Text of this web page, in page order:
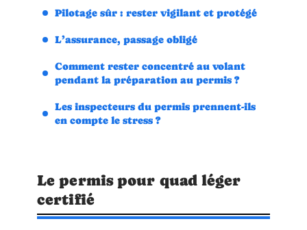
Pilotage sûr : rester vigilant et protégé
L’assurance, passage obligé
Comment rester concentré au volant
pendant la préparation au permis ?
Les inspecteurs du permis prennent-ils
en compte le stress ?
Le permis pour quad léger
certifié